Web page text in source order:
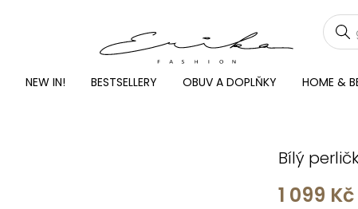
NEW IN! BESTSELLERY OBUV A DOPLŇKY HOME &
Bílý
1 099 Kč